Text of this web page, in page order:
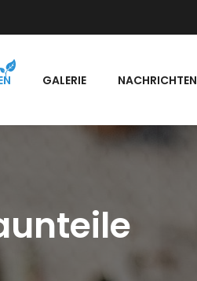
GALERIE NACHRICHTEN